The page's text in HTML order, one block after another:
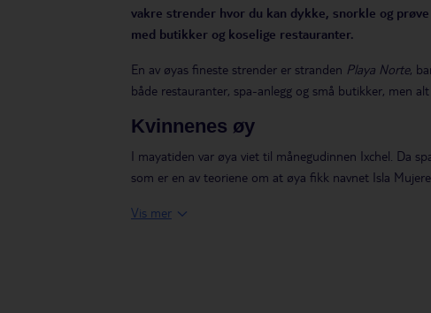
vakre strender hvor du kan dykke, snorkle og
med butikker og koselige restauranter.
En av øyas fineste strender er stranden Playa Norte,
både restauranter, spa-anlegg og små butikker, men
Kvinnenes øy
I mayatiden var øya viet til månegudinnen Ixchel. Da
som er en av teoriene om at øya fikk navnet Isla
God snorkling og dykking
Vis mer